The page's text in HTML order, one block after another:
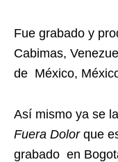
Fue grabado y
Cabimas,
de México,
Así mismo ya se
Fuera Dolor que
grabado en